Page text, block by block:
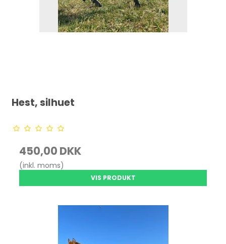
Hest, silhuet
450,00 DKK
(inkl. moms)
VIS PRODUKT